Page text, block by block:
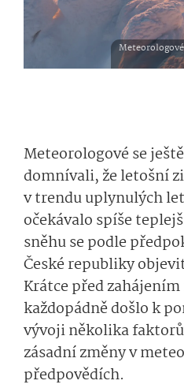
Meteorologové se
domnívali, že letošní
v trendu uplynulých
očekávalo spíše
sněhu se podle
České republiky
Krátce před
každopádně došlo k
vývoji několika
zásadní změny v
předpovědích.